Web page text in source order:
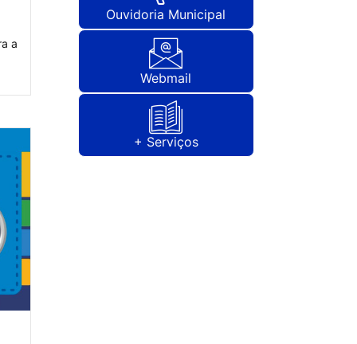
a
Ouvidoria Municipal
Webmail
+ Serviços